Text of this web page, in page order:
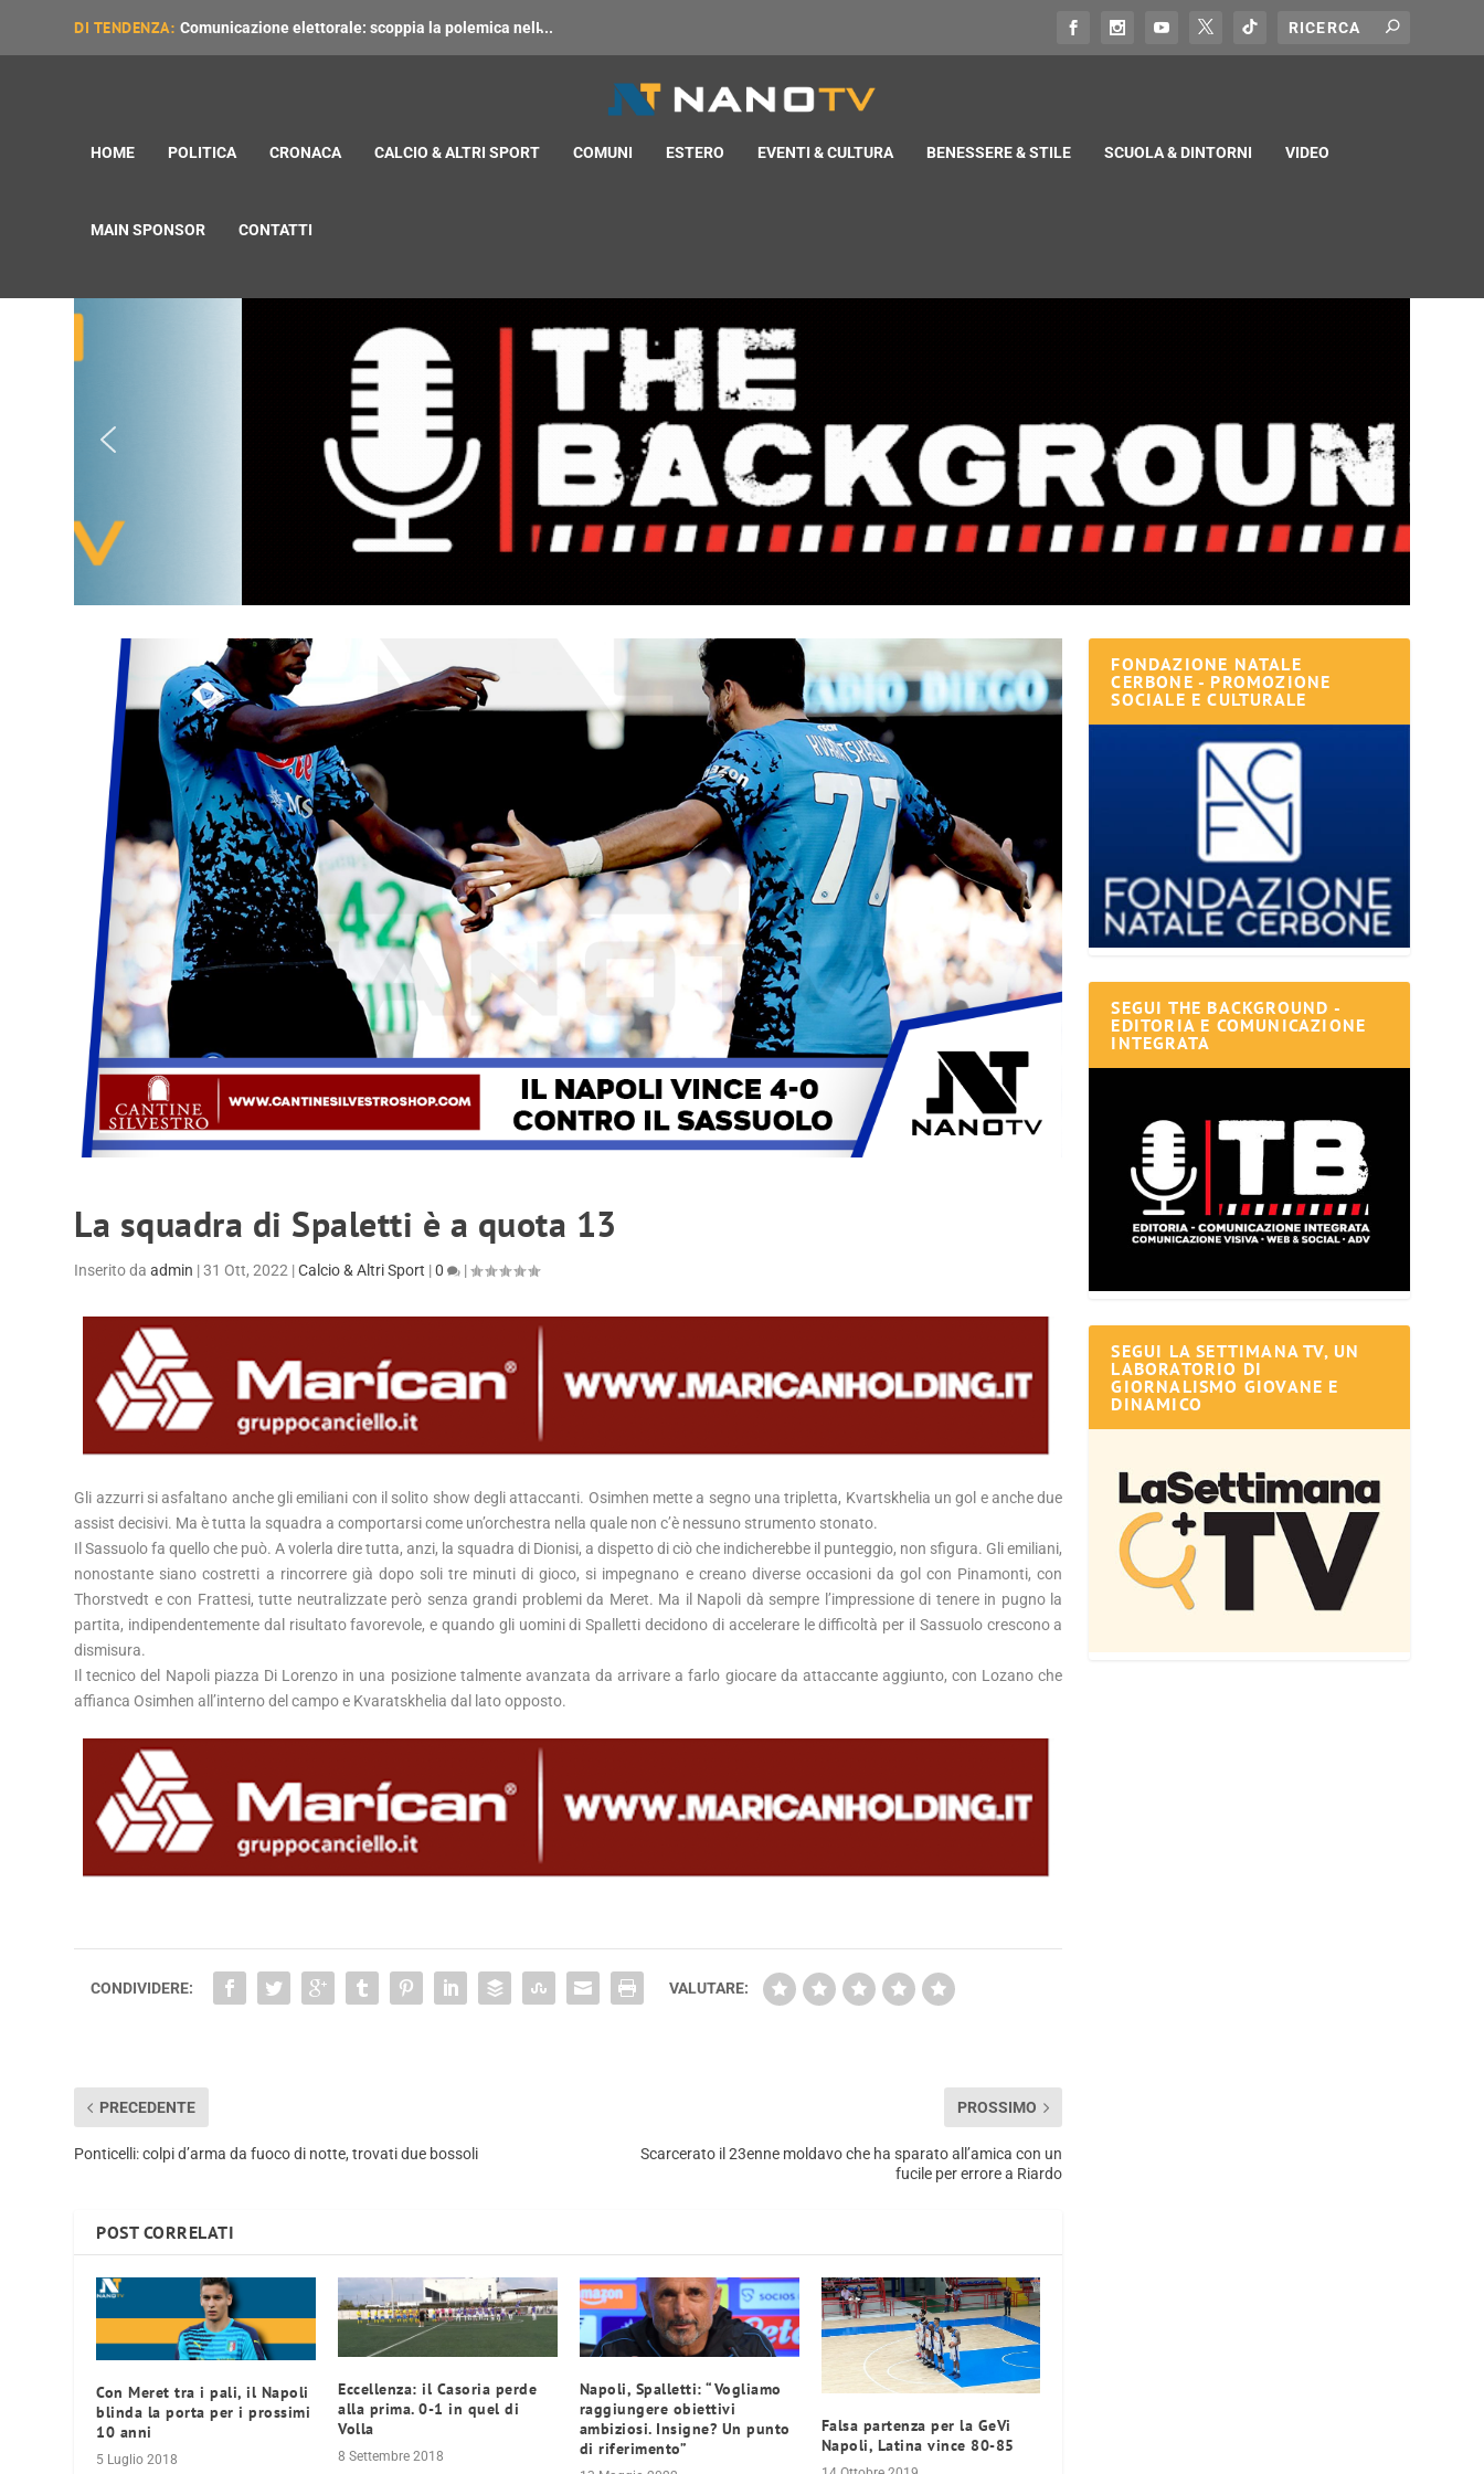
DI TENDENZA: Comunicazione elettorale: scoppia la polemica nell̵...
HOME POLITICA CRONACA CALCIO & ALTRI SPORT COMUNI ESTERO EVENTI & CULTURA BENESSERE & STILE SCUOLA & DINTORNI VIDEO
MAIN SPONSOR CONTATTI
La squadra di Spaletti è a quota 13
Inserito daadmin |31 Ott, 2022 |Calcio & Altri Sport |0 |
Gli azzurri si asfaltano anche gli emiliani con il solito show degli attaccanti. Osimhen mette a segno una tripletta, Kvartskhelia un gol e anche due
assist decisivi. Ma è tutta la squadra a comportarsi come un’orchestra nella quale non c’è nessuno strumento stonato.
Il Sassuolo fa quello che può. A volerla dire tutta, anzi, la squadra di Dionisi, a dispetto di ciò che indicherebbe il punteggio, non sfigura. Gli emiliani,
nonostante siano costretti a rincorrere già dopo soli tre minuti di gioco, si impegnano e creano diverse occasioni da gol con Pinamonti, con
Thorstvedt e con Frattesi, tutte neutralizzate però senza grandi problemi da Meret. Ma il Napoli dà sempre l’impressione di tenere in pugno la
partita, indipendentemente dal risultato favorevole, e quando gli uomini di Spalletti decidono di accelerare le difficoltà per il Sassuolo crescono a
dismisura.
Il tecnico del Napoli piazza Di Lorenzo in una posizione talmente avanzata da arrivare a farlo giocare da attaccante aggiunto, con Lozano che
affianca Osimhen all’interno del campo e Kvaratskhelia dal lato opposto.
CONDIVIDERE: VALUTARE:
PRECEDENTE
Ponticelli: colpi d’arma da fuoco di notte, trovati due bossoli
PROSSIMO
Scarcerato il 23enne moldavo che ha sparato all’amica con un
fucile per errore a Riardo
POST CORRELATI
Con Meret tra i pali, il Napoli
blinda la porta per i prossimi
10 anni
5 Luglio 2018
Eccellenza: il Casoria perde
alla prima. 0-1 in quel di
Volla
8 Settembre 2018
Napoli, Spalletti: “Vogliamo
raggiungere obiettivi
ambiziosi. Insigne? Un punto
di riferimento”
Falsa partenza per la GeVi
Napoli, Latina vince 80-85
FONDAZIONE NATALE
CERBONE - PROMOZIONE
SOCIALE E CULTURALE
SEGUI THE BACKGROUND -
EDITORIA E COMUNICAZIONE
INTEGRATA
SEGUI LA SETTIMANA TV, UN
LABORATORIO DI
GIORNALISMO GIOVANE E
DINAMICO